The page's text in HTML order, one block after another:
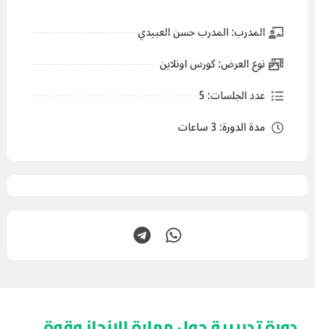
المدرب: المدرب حسن العبيدي
نوع العرض: كورس اونلاين
عدد الجلسات: 5
مدة الدورة: 3 ساعات